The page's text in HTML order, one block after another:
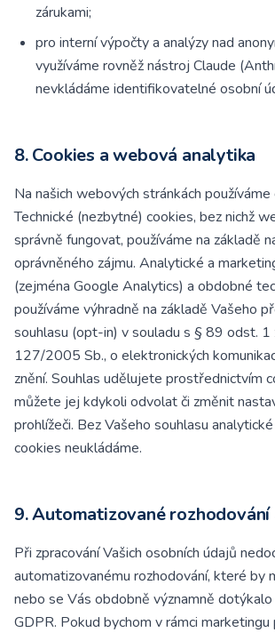
zárukami;
pro interní výpočty a analýzy nad
využíváme rovněž nástroj Claude
nevkládáme identifikovatelné osobní
8. Cookies a webová analytika
Na našich webových stránkách používáme
Technické (nezbytné) cookies, bez nichž
správně fungovat, používáme na základě
oprávněného zájmu. Analytické a
(zejména Google Analytics) a obdobné
používáme výhradně na základě Vašeho
souhlasu (opt-in) v souladu s § 89 odst. 1
127/2005 Sb., o elektronických
znění. Souhlas udělujete prostřednictvím
můžete jej kdykoli odvolat či změnit
prohlížeči. Bez Vašeho souhlasu
cookies neukládáme.
9. Automatizované
Při zpracování Vašich osobních údajů
automatizovanému rozhodování, které by
nebo se Vás obdobně významně
GDPR. Pokud bychom v rámci marketingu